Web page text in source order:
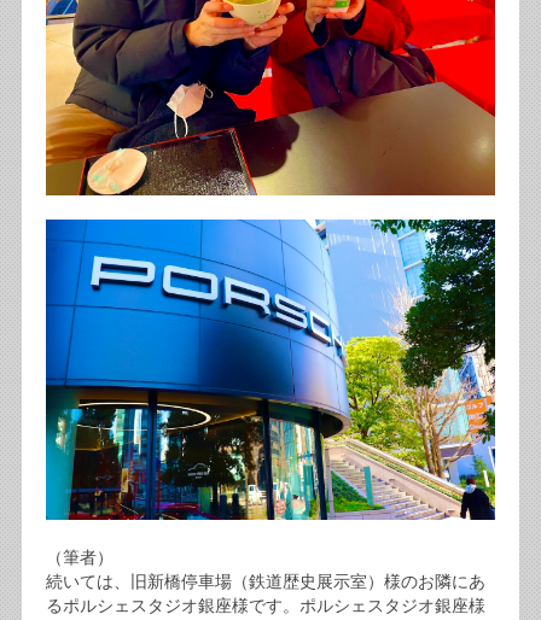
（筆者）
続いては、旧新橋停車場（鉄道歴史展示室）様のお隣にあ
るポルシェスタジオ銀座様です。ポルシェスタジオ銀座様